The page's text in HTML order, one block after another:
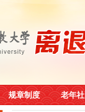
规章制度 老年